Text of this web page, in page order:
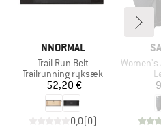
MÆRKE
NNORMAL
Artikel
Trail Run Belt
Produktgruppe
Trailrunning ryksæk
Pris
52,20 €
0,0(0)
Artikel
Women's